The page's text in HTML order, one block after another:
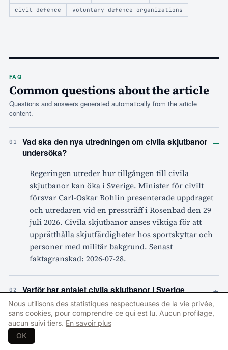
civil defence
voluntary defence organizations
FAQ
Common questions about the article
Questions and answers generated automatically from the article
content.
01
Vad ska den nya utredningen om civila skjutbanor
undersöka?
–
Regeringen utreder hur tillgången till civila
skjutbanor kan öka i Sverige. Minister för civilt
försvar Carl-Oskar Bohlin presenterade uppdraget
och utredaren vid en pressträff i Rosenbad den 29
juli 2026. Civila skjutbanor anses viktiga för att
upprätthålla skjutfärdigheter hos sportskyttar och
personer med militär bakgrund. Senast
faktagranskad: 2026-07-28.
02
Varför har antalet civila skjutbanor i Sverige
minskat?
+
03
Hur mycket satsar regeringen på det civila
försvaret 2026-2028?
Nous utilisons des statistiques respectueuses de la vie privée,
sans cookies, pour comprendre ce qui est lu. Aucun profilage,
aucun suivi tiers. En savoir plus
OK